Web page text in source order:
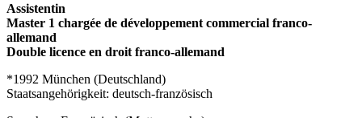
Assistentin
Master 1 chargée de développement commercial franco-
allemand
Double licence en droit franco-allemand
*1992 München (Deutschland)
Staatsangehörigkeit: deutsch-französisch